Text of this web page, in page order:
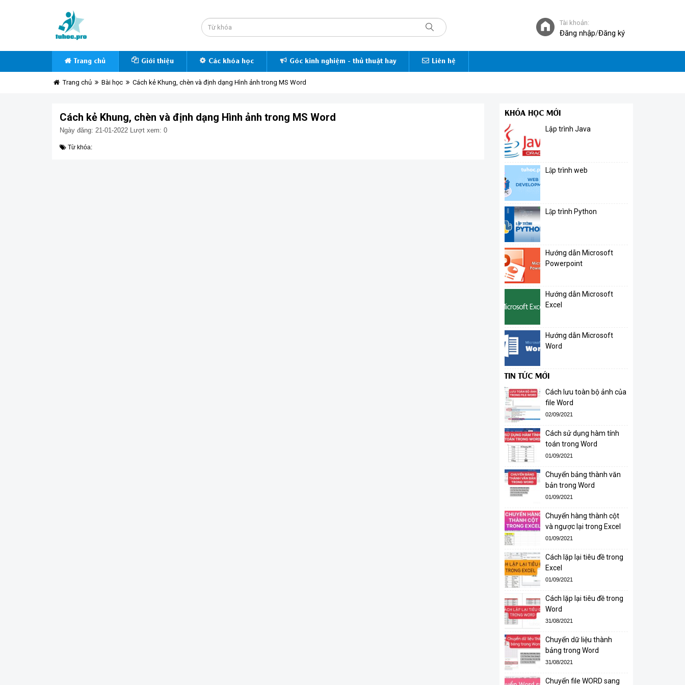
Tài khoản:
Đăng nhập/Đăng ký
Trang chủ Giới thiệu Các khóa học Góc kinh nghiệm - thủ thuật hay Liên hệ
Trang chủ Bài học Cách kẻ Khung, chèn và định dạng Hình ảnh trong MS Word
Cách kẻ Khung, chèn và định dạng Hình ảnh trong MS Word
Ngày đăng: 21-01-2022 Lượt xem: 0
Từ khóa:
KHÓA HỌC MỚI
Lập trình Java
Lập trình web
Lập trình Python
Hướng dẫn Microsoft
Powerpoint
Hướng dẫn Microsoft
Excel
Hướng dẫn Microsoft
Word
TIN TỨC MỚI
Cách lưu toàn bộ ảnh của
file Word
02/09/2021
Cách sử dụng hàm tính
toán trong Word
01/09/2021
Chuyển bảng thành văn
bản trong Word
01/09/2021
Chuyển hàng thành cột
và ngược lại trong Excel
01/09/2021
Cách lặp lại tiêu đề trong
Excel
01/09/2021
Cách lặp lại tiêu đề trong
Word
31/08/2021
Chuyển dữ liệu thành
bảng trong Word
31/08/2021
Chuyển file WORD sang